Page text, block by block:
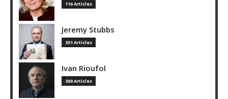
116 Articles
Jeremy Stubbs
351 Articles
Ivan Rioufol
300 Articles